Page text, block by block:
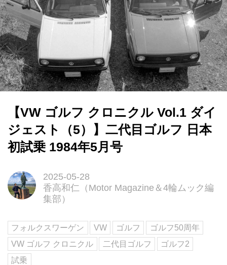
【VW ゴルフ クロニクル Vol.1 ダイ
ジェスト（5）】二代目ゴルフ 日本
初試乗 1984年5月号
2025-05-28
香高和仁（Motor Magazine＆4輪ムック編
集部）
フォルクスワーゲン VW ゴルフ
ゴルフ50周年
VW ゴルフ クロニクル
二代目ゴルフ
ゴルフ2
試乗